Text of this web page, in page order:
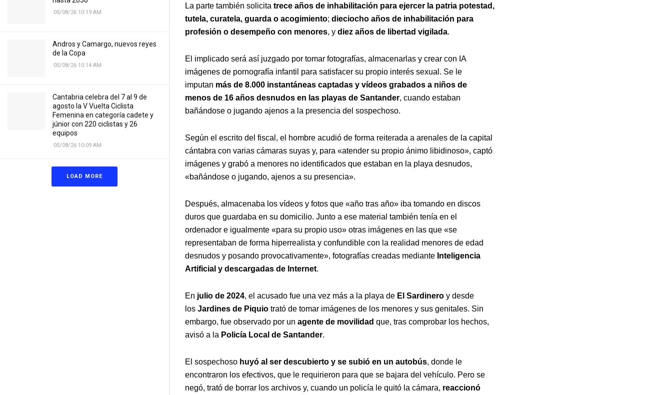
05/08/26 10:19 AM
Andros y Camargo, nuevos reyes
de la Copa
05/08/26 10:14 AM
Cantabria celebra del 7 al 9 de
agosto la V Vuelta Ciclista
Femenina en categoría cadete y
júnior con 220 ciclistas y 26
equipos
05/08/26 10:09 AM
LOAD MORE
La parte también solicita trece años de inhabilitación para ejercer la patria potestad,
tutela, curatela, guarda o acogimiento; dieciocho años de inhabilitación para
profesión o desempeño con menores, y diez años de libertad vigilada.
El implicado será así juzgado por tomar fotografías, almacenarlas y crear con IA
imágenes de pornografía infantil para satisfacer su propio interés sexual. Se le
imputan más de 8.000 instantáneas captadas y vídeos grabados a niños de
menos de 16 años desnudos en las playas de Santander, cuando estaban
bañándose o jugando ajenos a la presencia del sospechoso.
Según el escrito del fiscal, el hombre acudió de forma reiterada a arenales de la capital
cántabra con varias cámaras suyas y, para «atender su propio ánimo libidinoso», captó
imágenes y grabó a menores no identificados que estaban en la playa desnudos,
«bañándose o jugando, ajenos a su presencia».
Después, almacenaba los vídeos y fotos que «año tras año» iba tomando en discos
duros que guardaba en su domicilio. Junto a ese material también tenía en el
ordenador e igualmente «para su propio uso» otras imágenes en las que «se
representaban de forma hiperrealista y confundible con la realidad menores de edad
desnudos y posando provocativamente», fotografías creadas mediante Inteligencia
Artificial y descargadas de Internet.
En julio de 2024, el acusado fue una vez más a la playa de El Sardinero y desde
los Jardines de Piquio trató de tomar imágenes de los menores y sus genitales. Sin
embargo, fue observado por un agente de movilidad que, tras comprobar los hechos,
avisó a la Policía Local de Santander.
El sospechoso huyó al ser descubierto y se subió en un autobús, donde le
encontraron los efectivos, que le requirieron para que se bajara del vehículo. Pero se
negó, trató de borrar los archivos y, cuando un policía le quitó la cámara, reaccionó